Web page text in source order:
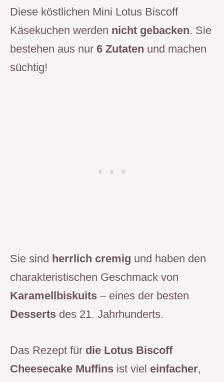
Diese köstlichen Mini Lotus Biscoff
Käsekuchen werden nicht gebacken. Sie
bestehen aus nur 6 Zutaten und machen
süchtig!
Sie sind herrlich cremig und haben den
charakteristischen Geschmack von
Karamellbiskuits – eines der besten
Desserts des 21. Jahrhunderts.
Das Rezept für die Lotus Biscoff
Cheesecake Muffins ist viel einfacher,